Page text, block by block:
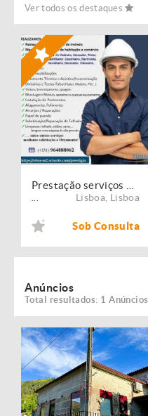
Ver todos os destaques
Lisboa Lisboa
Sob Consulta
Anúncios
Total resultados: 1 Anúncios